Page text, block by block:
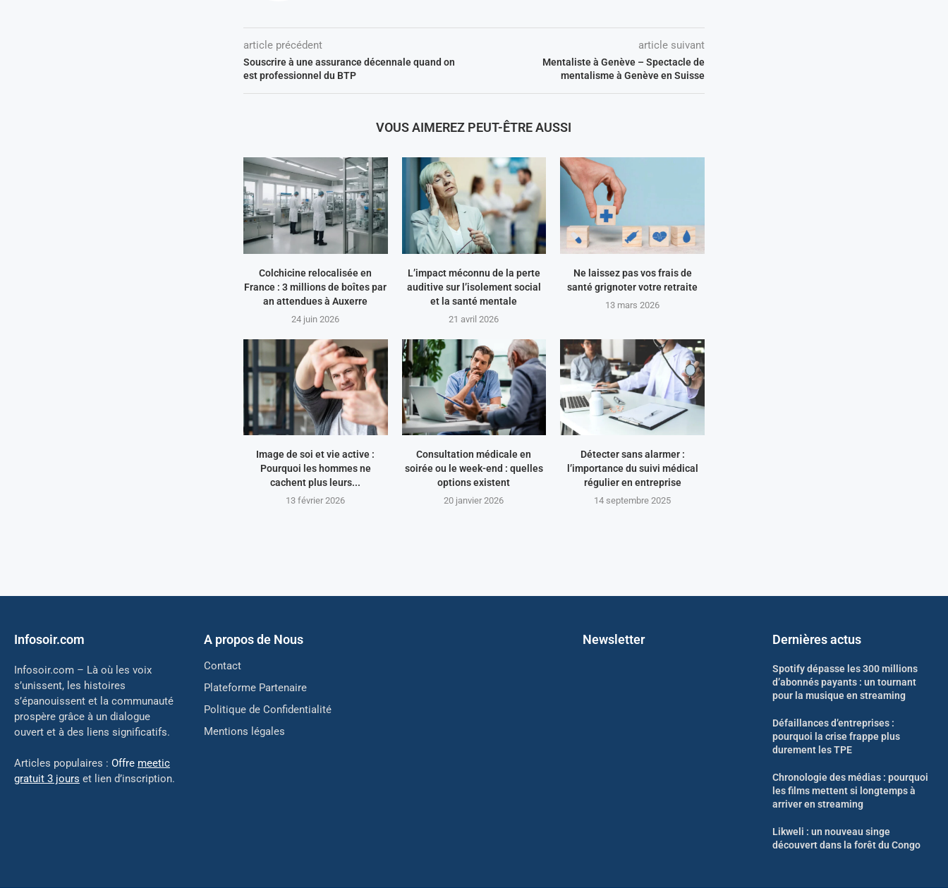
article précédent
Souscrire à une assurance décennale quand on
est professionnel du BTP
article suivant
Mentaliste à Genève – Spectacle de
mentalisme à Genève en Suisse
VOUS AIMEREZ PEUT-ÊTRE AUSSI
Colchicine relocalisée en
France : 3 millions de boîtes par
an attendues à Auxerre
24 juin 2026
L’impact méconnu de la perte
auditive sur l’isolement social
et la santé mentale
21 avril 2026
Ne laissez pas vos frais de
santé grignoter votre retraite
13 mars 2026
Image de soi et vie active :
Pourquoi les hommes ne
cachent plus leurs...
13 février 2026
Consultation médicale en
soirée ou le week-end : quelles
options existent
20 janvier 2026
Détecter sans alarmer :
l’importance du suivi médical
régulier en entreprise
14 septembre 2025
Infosoir.com
Infosoir.com – Là où les voix
s’unissent, les histoires
s’épanouissent et la communauté
prospère grâce à un dialogue
ouvert et à des liens significatifs.
Articles populaires : Offre meetic
gratuit 3 jours et lien d’inscription.
A propos de Nous
Contact
Plateforme Partenaire
Politique de Confidentialité
Mentions légales
Newsletter Dernières actus
Spotify dépasse les 300 millions
d’abonnés payants : un tournant
pour la musique en streaming
Défaillances d’entreprises :
pourquoi la crise frappe plus
durement les TPE
Chronologie des médias : pourquoi
les films mettent si longtemps à
arriver en streaming
Likweli : un nouveau singe
découvert dans la forêt du Congo